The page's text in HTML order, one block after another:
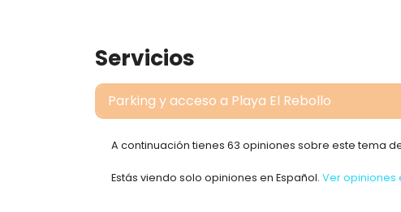
Servicios
Parking y acceso a Playa El Rebollo
A continuación tienes 63 opiniones sobre este tema
Estás viendo solo opiniones en Español. Ver opiniones